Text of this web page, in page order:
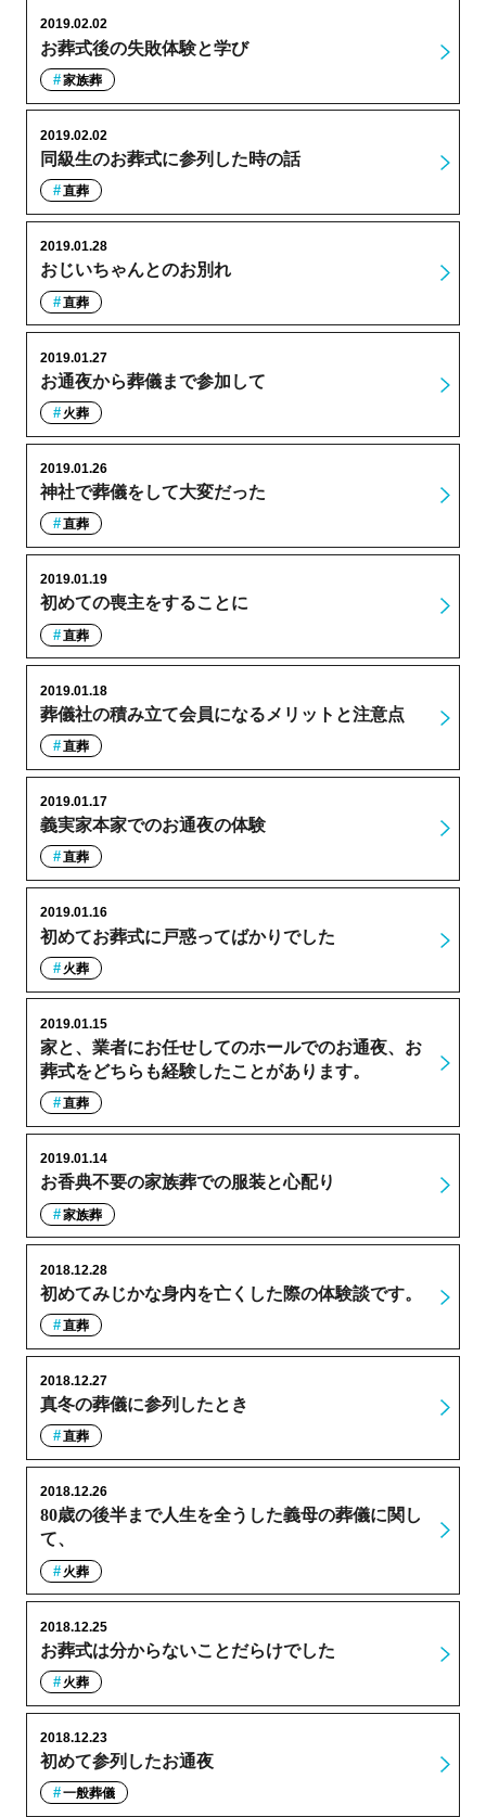
お葬式後の失敗体験と学び
2019.02.02
家族葬
同級生のお葬式に参列した時の話
2019.02.02
直葬
おじいちゃんとのお別れ
2019.01.28
直葬
お通夜から葬儀まで参加して
2019.01.27
火葬
神社で葬儀をして大変だった
2019.01.26
直葬
初めての喪主をすることに
2019.01.19
直葬
葬儀社の積み立て会員になるメリットと注意点
2019.01.18
直葬
義実家本家でのお通夜の体験
2019.01.17
直葬
初めてお葬式に戸惑ってばかりでした
2019.01.16
火葬
家と、業者にお任せしてのホールでのお通夜、お
葬式をどちらも経験したことがあります。
2019.01.15
直葬
お香典不要の家族葬での服装と心配り
2019.01.14
家族葬
初めてみじかな身内を亡くした際の体験談です。
2018.12.28
直葬
真冬の葬儀に参列したとき
2018.12.27
直葬
80歳の後半まで人生を全うした義母の葬儀に関し
て、
2018.12.26
火葬
お葬式は分からないことだらけでした
2018.12.25
火葬
初めて参列したお通夜
2018.12.23
一般葬儀